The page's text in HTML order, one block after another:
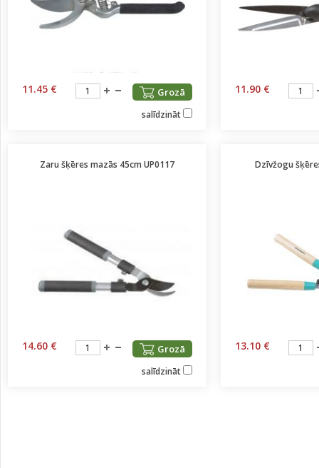
11.45 € Grozā
salīdzināt
11.90 €
Zaru šķēres mazās 45cm UP0117
14.60 € Grozā
salīdzināt
Dzīvžogu
13.10 €